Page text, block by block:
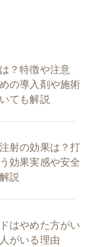
？特徴や注意
の導入剤や施術
ても解説
射の効果は？打
効果実感や安全
説
はやめた方がい
がいる理由